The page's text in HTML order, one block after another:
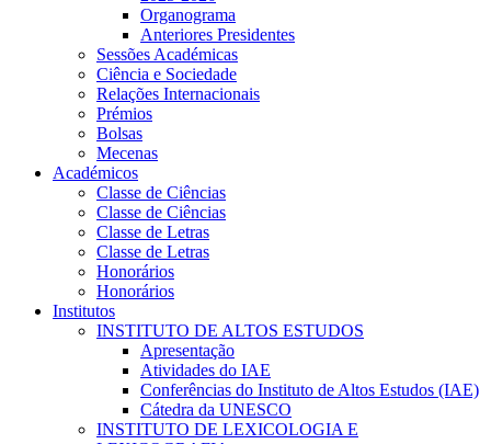
Organograma
Anteriores Presidentes
Sessões Académicas
Ciência e Sociedade
Relações Internacionais
Prémios
Bolsas
Mecenas
Académicos
Classe de Ciências
Classe de Ciências
Classe de Letras
Classe de Letras
Honorários
Honorários
Institutos
INSTITUTO DE ALTOS ESTUDOS
Apresentação
Atividades do IAE
Conferências do Instituto de Altos Estudos (IAE)
Cátedra da UNESCO
INSTITUTO DE LEXICOLOGIA E